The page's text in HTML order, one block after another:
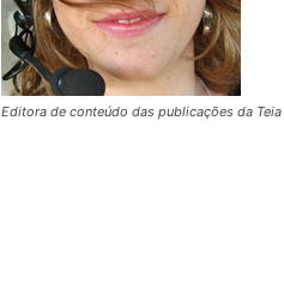
Editora de conteúdo das publicações da